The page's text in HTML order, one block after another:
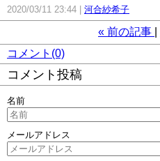
2020/03/11 23:44 河合紗希子
« 前の記事
コメント(0)
コメント投稿
名前
メールアドレス